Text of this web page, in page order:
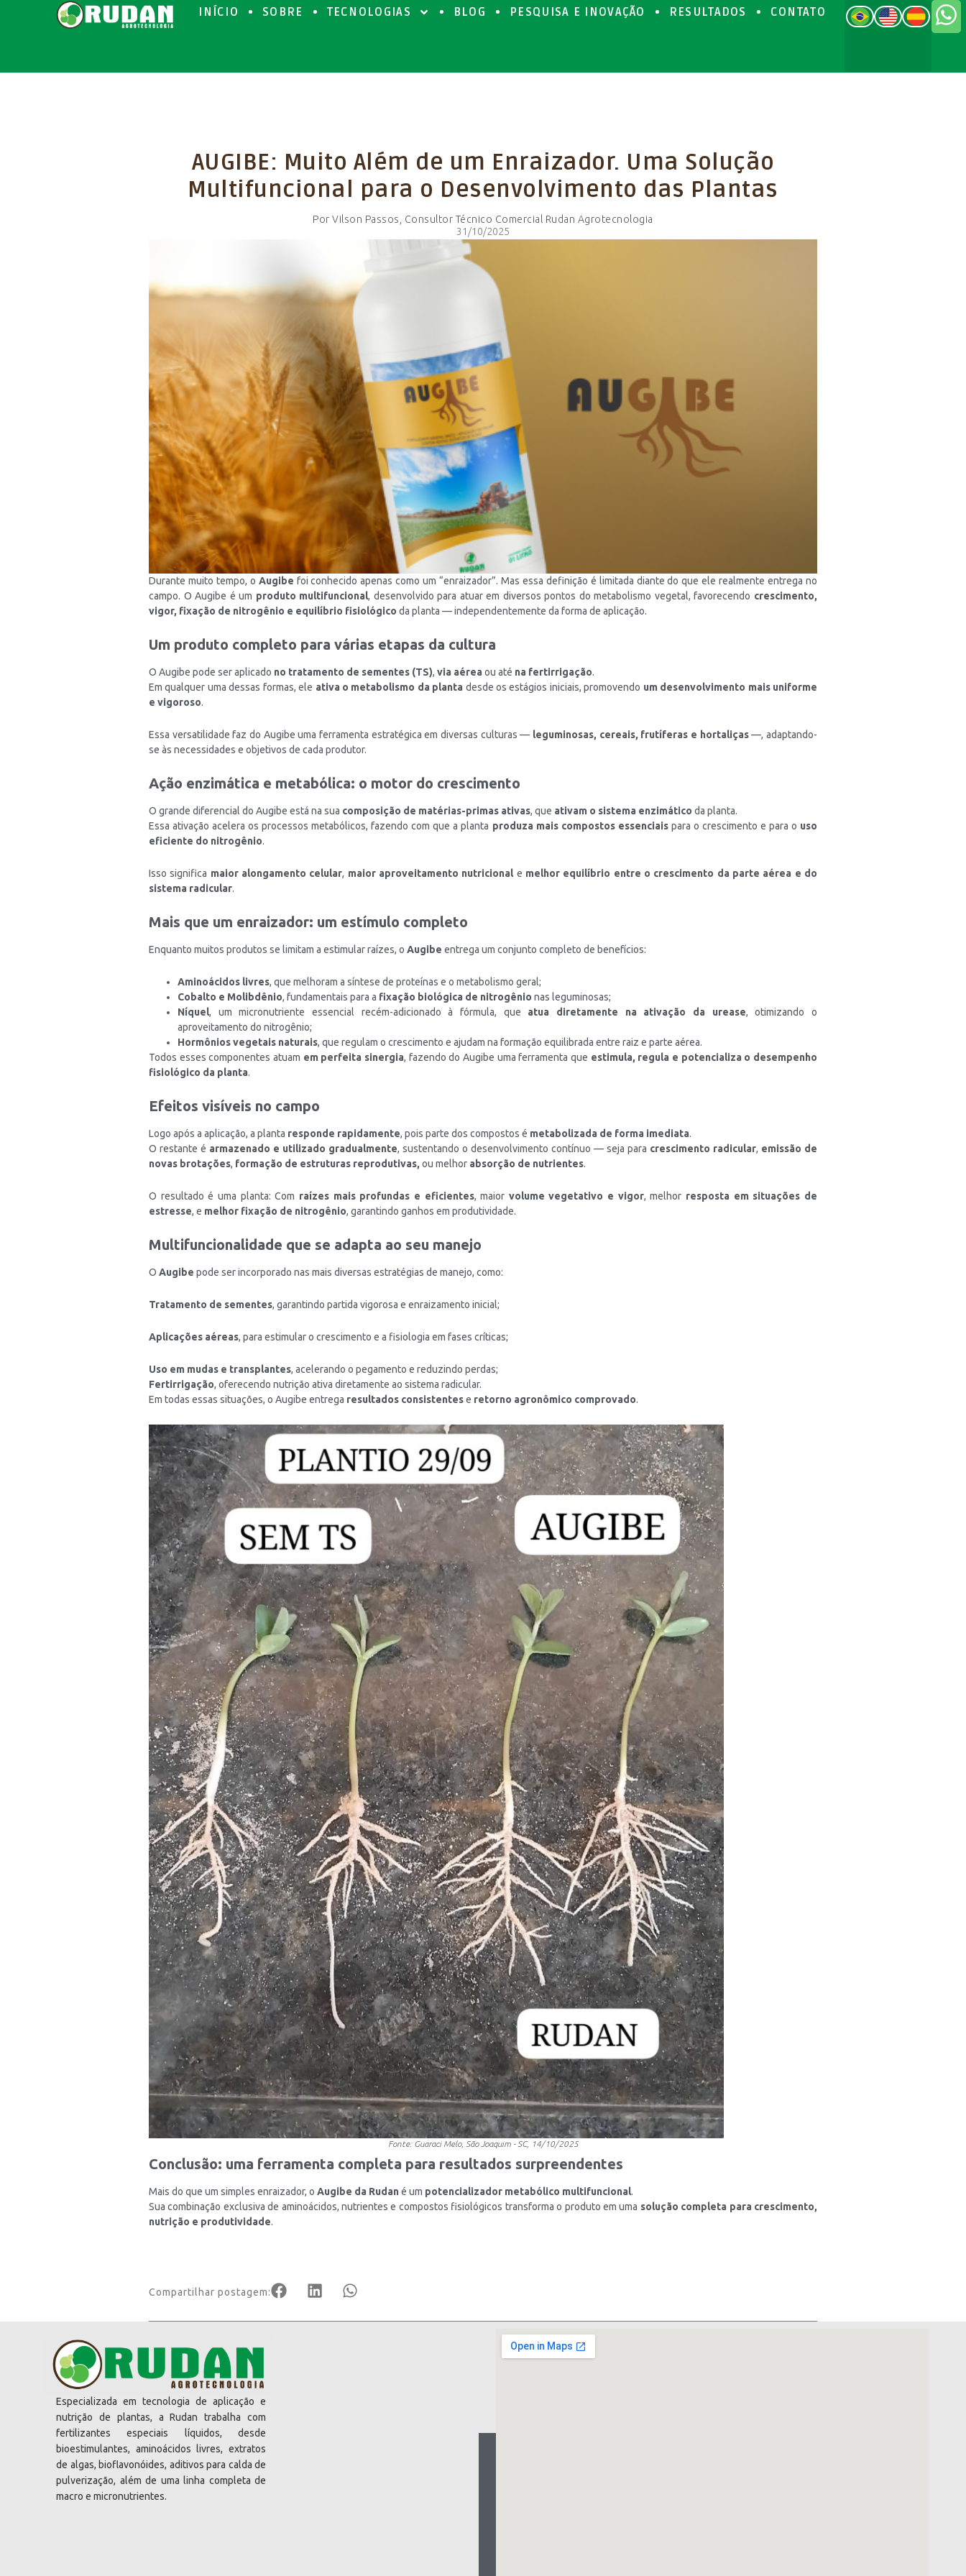
INÍCIO SOBRE TECNOLOGIAS BLOG PESQUISA E INOVAÇÃO RESULTADOS CONTATO
AUGIBE: Muito Além de um Enraizador. Uma Solução
Multifuncional para o Desenvolvimento das Plantas
Por Vilson Passos, Consultor Técnico Comercial Rudan Agrotecnologia
31/10/2025
Durante muito tempo, o Augibe foi conhecido apenas como um “enraizador”. Mas essa definição é limitada diante do que ele realmente entrega no
campo. O Augibe é um produto multifuncional, desenvolvido para atuar em diversos pontos do metabolismo vegetal, favorecendo crescimento,
vigor, fixação de nitrogênio e equilíbrio fisiológico da planta — independentemente da forma de aplicação.
Um produto completo para várias etapas da cultura
O Augibe pode ser aplicado no tratamento de sementes (TS), via aérea ou até na fertirrigação.
Em qualquer uma dessas formas, ele ativa o metabolismo da planta desde os estágios iniciais, promovendo um desenvolvimento mais uniforme
e vigoroso.
Essa versatilidade faz do Augibe uma ferramenta estratégica em diversas culturas — leguminosas, cereais, frutíferas e hortaliças—, adaptando-
se às necessidades e objetivos de cada produtor.
Ação enzimática e metabólica: o motor do crescimento
O grande diferencial do Augibe está na sua composição de matérias-primas ativas, que ativam o sistema enzimático da planta.
Essa ativação acelera os processos metabólicos, fazendo com que a planta produza mais compostos essenciaispara o crescimento e para o uso
eficiente do nitrogênio.
Isso significa maior alongamento celular, maior aproveitamento nutricionale melhor equilíbrio entre o crescimento da parte aérea e do
sistema radicular.
Mais que um enraizador: um estímulo completo
Enquanto muitos produtos se limitam a estimular raízes, o Augibe entrega um conjunto completo de benefícios:
Aminoácidos livres, que melhoram a síntese de proteínas e o metabolismo geral;
Cobalto e Molibdênio, fundamentais para a fixação biológica de nitrogênio nas leguminosas;
Níquel, um micronutriente essencial recém-adicionado à fórmula, que atua diretamente na ativação da urease, otimizando o
aproveitamento do nitrogênio;
Hormônios vegetais naturais, que regulam o crescimento e ajudam na formação equilibrada entre raiz e parte aérea.
Todos esses componentes atuam em perfeita sinergia, fazendo do Augibe uma ferramenta que estimula, regula e potencializa o desempenho
fisiológico da planta.
Efeitos visíveis no campo
Logo após a aplicação, a planta responde rapidamente, pois parte dos compostos é metabolizada de forma imediata.
O restante é armazenado e utilizado gradualmente, sustentando o desenvolvimento contínuo — seja para crescimento radicular, emissão de
novas brotações, formação de estruturas reprodutivas, ou melhor absorção de nutrientes.
O resultado é uma planta: Com raízes mais profundas e eficientes, maior volume vegetativo e vigor, melhor resposta em situações de
estresse, e melhor fixação de nitrogênio, garantindo ganhos em produtividade.
Multifuncionalidade que se adapta ao seu manejo
O Augibe pode ser incorporado nas mais diversas estratégias de manejo, como:
Tratamento de sementes, garantindo partida vigorosa e enraizamento inicial;
Aplicações aéreas, para estimular o crescimento e a fisiologia em fases críticas;
Uso em mudas e transplantes, acelerando o pegamento e reduzindo perdas;
Fertirrigação, oferecendo nutrição ativa diretamente ao sistema radicular.
Em todas essas situações, o Augibe entrega resultados consistentese retorno agronômico comprovado.
Fonte: Guaraci Melo, São Joaquim - SC, 14/10/2025
Conclusão: uma ferramenta completa para resultados surpreendentes
Mais do que um simples enraizador, o Augibe da Rudan é um potencializador metabólico multifuncional.
Sua combinação exclusiva de aminoácidos, nutrientes e compostos fisiológicos transforma o produto em uma solução completa para crescimento,
nutrição e produtividade.
Compartilhar postagem:
Especializada em tecnologia de aplicação e
nutrição de plantas, a Rudan trabalha com
fertilizantes especiais líquidos, desde
bioestimulantes, aminoácidos livres, extratos
de algas, bioflavonóides, aditivos para calda de
pulverização, além de uma linha completa de
macro e micronutrientes.